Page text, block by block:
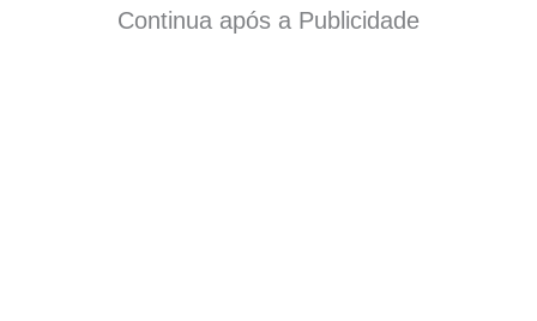
Continua após a Publicidade